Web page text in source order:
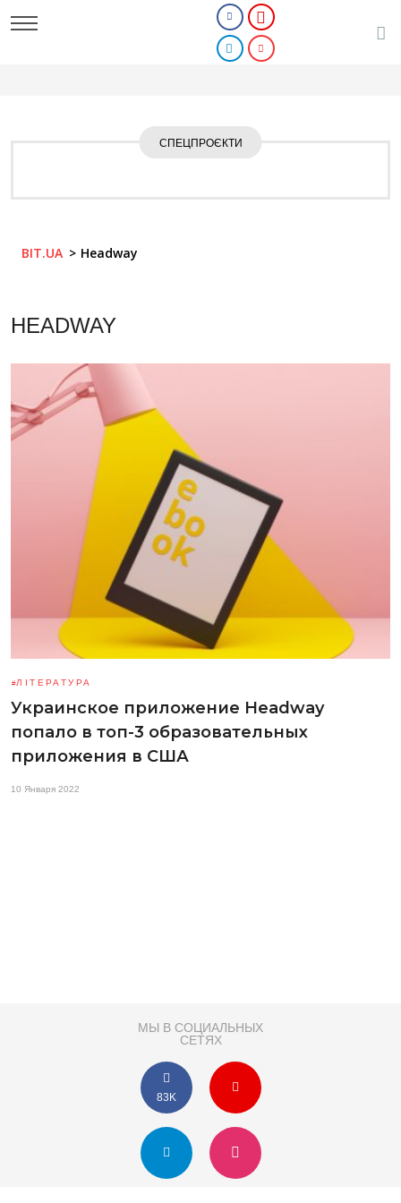
СПЕЦПРОЄКТИ
BIT.UA Headway
HEADWAY
ЛІТЕРАТУРА
Украинское приложение Headway
попало в топ-3 образовательных
приложения в США
10 Января 2022
МЫ В СОЦИАЛЬНЫХ
СЕТЯХ
83K